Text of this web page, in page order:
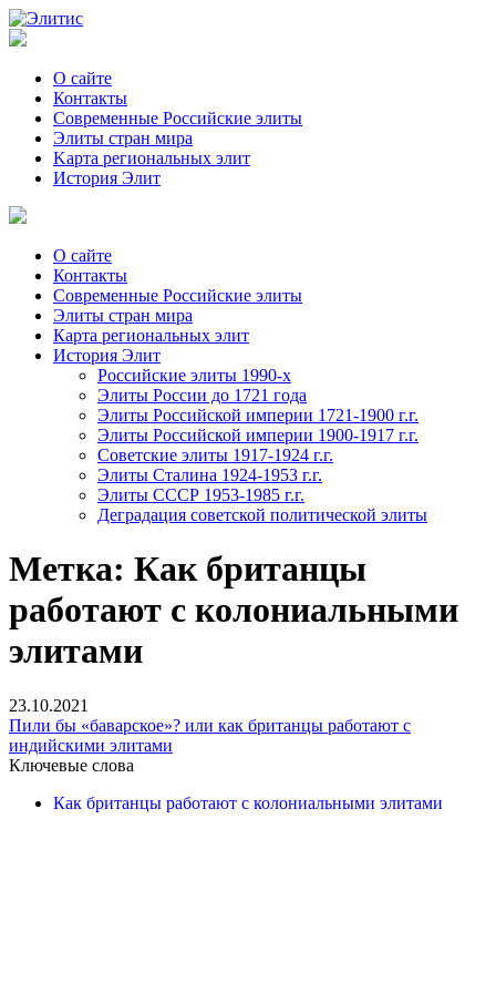
О сайте
Контакты
Современные Российские элиты
Элиты стран мира
Kартa региональных элит
История Элит
О сайте
Контакты
Современные Российские элиты
Элиты стран мира
Картa региональных элит
История Элит
Российские элиты 1990-х
Элиты России до 1721 года
Элиты Российской империи 1721-1900 г.г.
Элиты Российской империи 1900-1917 г.г.
Советские элиты 1917-1924 г.г.
Элиты Сталина 1924-1953 г.г.
Элиты СССР 1953-1985 г.г.
Деградация советской политической элиты
Метка: Как британцы
работают с колониальными
элитами
23.10.2021
Пили бы «баварское»? или как британцы работают с
индийскими элитами
Ключевые слова
Как британцы работают с колониальными элитами